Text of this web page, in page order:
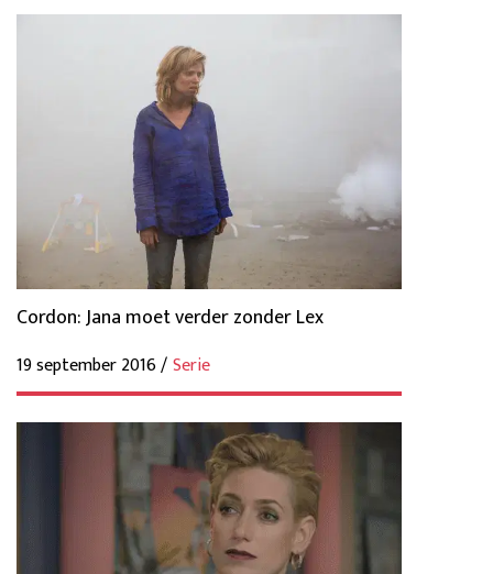
Cordon: Jana moet verder zonder Lex
19 september 2016 /Serie